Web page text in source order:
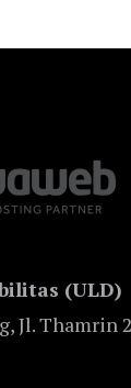
(ULD)
Jl. Thamrin